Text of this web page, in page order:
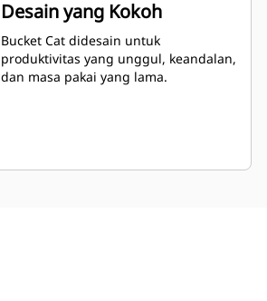
Desain yang Kokoh
Bucket Cat didesain untuk
produktivitas yang unggul, keandalan,
dan masa pakai yang lama.